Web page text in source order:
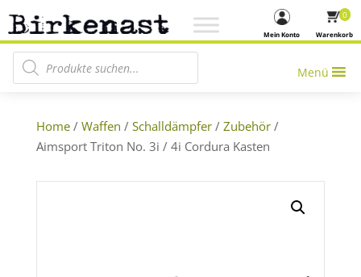
Warenkorb
0
Mein Konto
Products search
Menü
Home/ Waffen / Schalldämpfer/ Zubehör/
Aimsport Triton No. 3i / 4i Cordura Kasten